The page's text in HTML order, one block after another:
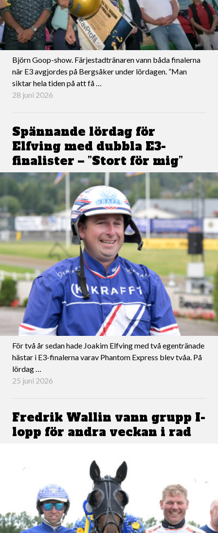
28 juni 2026
Björn Goop-show. Färjestadtränaren vann båda finalerna
när E3 avgjordes på Bergsåker under lördagen. ”Man
siktar hela tiden på att få …
Spännande lördag för
Elfving med dubbla E3-
finalister – ”Stort för mig”
25 juni 2026
För två år sedan hade Joakim Elfving med två egentränade
hästar i E3-finalerna varav Phantom Express blev tvåa. På
lördag …
Fredrik Wallin vann grupp I-
lopp för andra veckan i rad